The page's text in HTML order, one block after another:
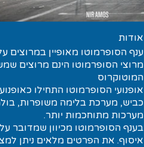
אודות
ענף הסופרמוטו מאופיין במרוצים
מרוצי הסופרמוטו הינם מרוצים
המוטוקרוס
אופנועי הסופרמוטו התחילו
כביש, מערכת בלימה משופרות,
מערכות מתוחכמות יותר.
בענף הסופרמוטו מכיוון שמדובר
איסוף. את הפרטים מלאים ניתן